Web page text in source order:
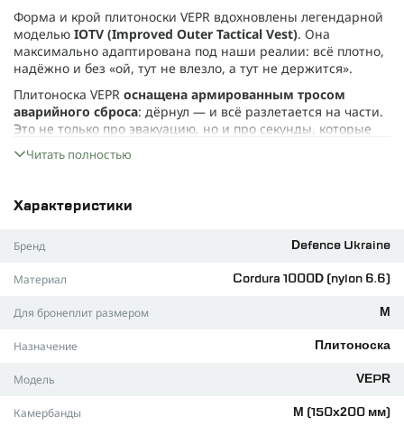
Форма и крой плитоноски VEPR вдохновлены легендарной
моделью IOTV (Improved Outer Tactical Vest). Она
максимально адаптирована под наши реалии: всё плотно,
надёжно и без «ой, тут не влезло, а тут не держится».
Плитоноска VEPR оснащена армированным тросом
аварийного сброса: дёрнул — и всё разлетается на части.
Это не только про эвакуацию, но и про секунды, которые
спасают жизнь. И главное — собрать её обратно проще,
чем кажется. Если тебе выпадет шанс протестировать эту
В производстве мы не пошли на компромиссы.
классика, которой не страшны грязь, бетон и трение об
который снова отправил тебя на ещё один выход. А ещё —
лишнего веса — нет. Плечевые ремни мягкие,
день. Внутренние карманы на липучках — для
мелочей.
Фурнитура YKK
здесь не для антуража. Это замки и
Читать полностью
Характеристики
Бренд Defence Ukraine
Материал Cordura 1000D (nylon 6.6)
Для бронеплит размером М
Назначение Плитоноска
Модель VEPR
Камербанды M (150х200 мм)